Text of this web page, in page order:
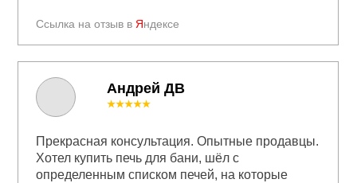
Ссылка на отзыв в Яндексе
Андрей ДВ
★★★★★
Прекрасная консультация. Опытные продавцы.
Хотел купить печь для бани, шёл с
определенным списком печей, на которые